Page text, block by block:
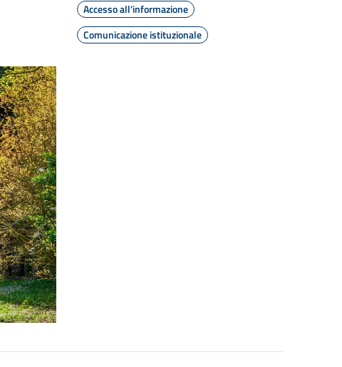
Accesso all'informazione
Comunicazione istituzionale